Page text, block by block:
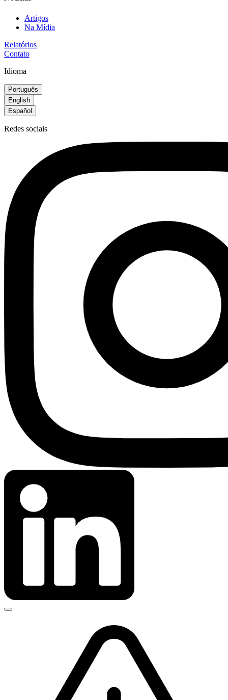
Artigos
Na Mídia
Relatórios
Contato
Idioma
Português
English
Español
Redes sociais